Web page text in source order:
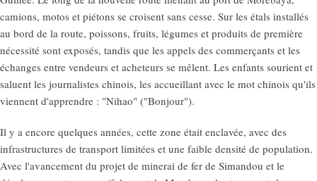
camions, motos et piétons se croisent sans cesse. Sur les étals installés
au bord de la route, poissons, fruits, légumes et produits de première
nécessité sont exposés, tandis que les appels des commerçants et les
échanges entre vendeurs et acheteurs se mêlent. Les enfants sourient et
saluent les journalistes chinois, les accueillant avec le mot chinois qu'ils
viennent d'apprendre : "Nihao" ("Bonjour").
Il y a encore quelques années, cette zone était enclavée, avec des
infrastructures de transport limitées et une faible densité de population.
Avec l'avancement du projet de minerai de fer de Simandou et le